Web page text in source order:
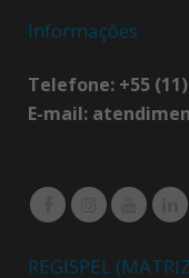
Informações
Telefone: +55
E-mail:
REGISPEL